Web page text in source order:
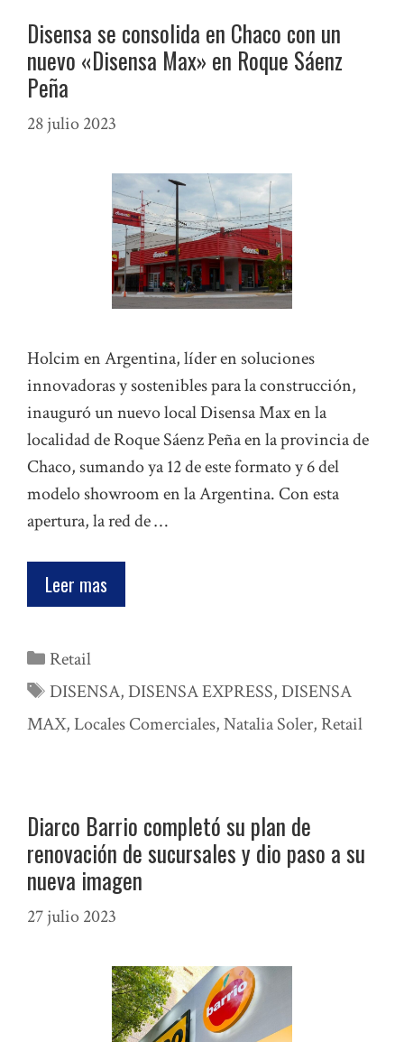
Disensa se consolida en Chaco con un
nuevo «Disensa Max» en Roque Sáenz
Peña
28 julio 2023
Holcim en Argentina, líder en soluciones
innovadoras y sostenibles para la construcción,
inauguró un nuevo local Disensa Max en la
localidad de Roque Sáenz Peña en la provincia de
Chaco, sumando ya 12 de este formato y 6 del
modelo showroom en la Argentina. Con esta
apertura, la red de …
Leer mas
Categorías
Retail
Etiquetas
DISENSA,DISENSA EXPRESS,DISENSA
MAX,Locales Comerciales,Natalia Soler, Retail
Diarco Barrio completó su plan de
renovación de sucursales y dio paso a su
nueva imagen
27 julio 2023